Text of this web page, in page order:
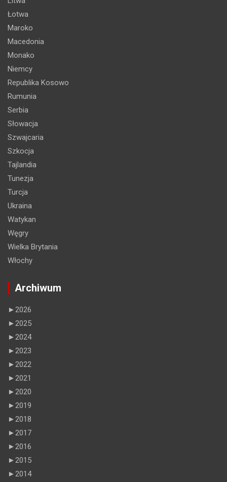
Łotwa
Maroko
Macedonia
Monako
Niemcy
Republika Kosowo
Rumunia
Serbia
Słowacja
Szwajcaria
Szkocja
Tajlandia
Tunezja
Turcja
Ukraina
Watykan
Węgry
Wielka Brytania
Włochy
Archiwum
►2026
►2025
►2024
►2023
►2022
►2021
►2020
►2019
►2018
►2017
►2016
►2015
►2014